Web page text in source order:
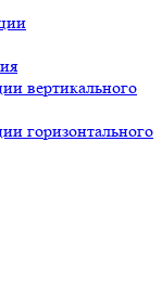
вертикального
горизонтального